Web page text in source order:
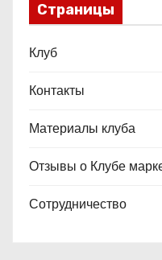
Страницы
Клуб
Контакты
Материалы клуба
Отзывы о Клубе
Сотрудничество